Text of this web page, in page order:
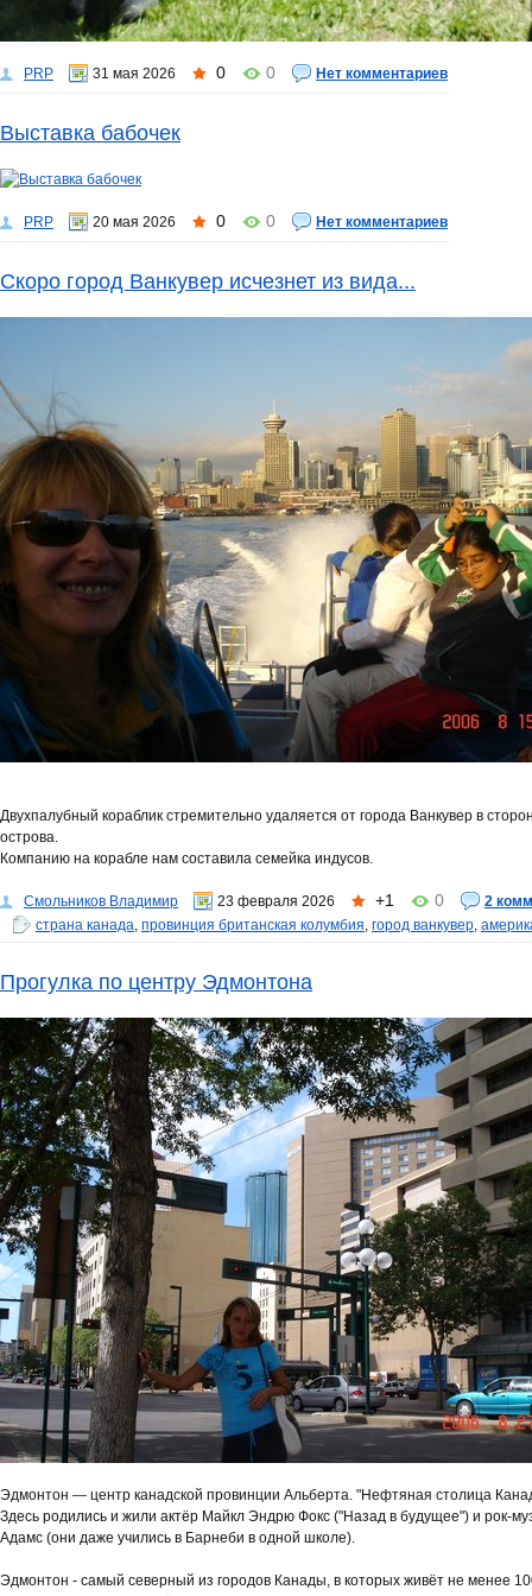
PRP 31 мая 2026 0 0 Нет комментариев
Выставка бабочек
PRP 20 мая 2026 0 0 Нет комментариев
Скоро город Ванкувер исчезнет из вида...
Двухпалубный кораблик стремительно удаляется от города Ванкувер в
острова.
Компанию на корабле нам составила семейка индусов.
Смольников Владимир 23 февраля 2026 +1 0
2
страна канада, провинция британская колумбия, город ванкувер,
Прогулка по центру Эдмонтона
Эдмонтон — центр канадской провинции Альберта. "Нефтяная столица
Здесь родились и жили актёр Майкл Эндрю Фокс ("Назад в будущее") и рок-
Адамс (они даже учились в Барнеби в одной школе).
Эдмонтон - самый северный из городов Канады, в которых живёт не менее